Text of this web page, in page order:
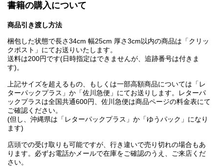
書籍の購入について
商品引き渡し方法
梱包した状態で長さ34cm 幅25cm 厚さ3cm以内の商品は「クリッ
クポスト」にてお送りいたします。
送料は200円です(日時指定はできませんが、追跡番号は付きま
す)。
上記サイズを超えるもの、もしくは一部高額商品については「レ
ターパックプラス」か「佐川急便」にてお送りします。レターパ
ックプラスは全国共通600円、佐川急便は商品ページの料金表にて
ご確認ください。
(但し、沖縄県は「レターパックプラス」か「ゆうパック」になり
ます)
店頭での受け取りも可能ですが、行き違いで売り切れの場合もあ
ります。必ずお電話かメールで在庫をご確認のうえ、ご来店くだ
さい。